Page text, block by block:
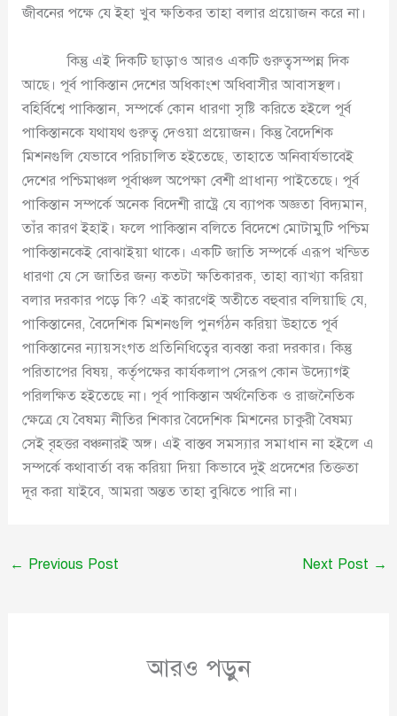
জীবনের পক্ষে যে ইহা খুব ক্ষতিকর তাহা বলার প্রয়োজন করে না।
কিন্তু এই দিকটি ছাড়াও আরও একটি গুরুত্বসম্পন্ন দিক
আছে। পূর্ব পাকিস্তান দেশের অধিকাংশ অধিবাসীর আবাসস্থল।
বহির্বিশ্বে পাকিস্তান, সম্পর্কে কোন ধারণা সৃষ্টি করিতে হইলে পূর্ব
পাকিস্তানকে যথাযথ গুরুত্ব দেওয়া প্রয়োজন। কিন্তু বৈদেশিক
মিশনগুলি যেভাবে পরিচালিত হইতেছে, তাহাতে অনিবার্যভাবেই
দেশের পশ্চিমাঞ্চল পূর্বাঞ্চল অপেক্ষা বেশী প্রাধান্য পাইতেছে। পূর্ব
পাকিস্তান সম্পর্কে অনেক বিদেশী রাষ্ট্রে যে ব্যাপক অজ্ঞতা বিদ্যমান,
তাঁর কারণ ইহাই। ফলে পাকিস্তান বলিতে বিদেশে মোটামুটি পশ্চিম
পাকিস্তানকেই বোঝাইয়া থাকে। একটি জাতি সম্পর্কে এরূপ খন্ডিত
ধারণা যে সে জাতির জন্য কতটা ক্ষতিকারক, তাহা ব্যাখ্যা করিয়া
বলার দরকার পড়ে কি? এই কারণেই অতীতে বহুবার বলিয়াছি যে,
পাকিস্তানের, বৈদেশিক মিশনগুলি পুনর্গঠন করিয়া উহাতে পূর্ব
পাকিস্তানের ন্যায়সংগত প্রতিনিধিত্বের ব্যবস্তা করা দরকার। কিন্তু
পরিতাপের বিষয়, কর্তৃপক্ষের কার্যকলাপ সেরূপ কোন উদ্যোগই
পরিলক্ষিত হইতেছে না। পূর্ব পাকিস্তান অর্থনৈতিক ও রাজনৈতিক
ক্ষেত্রে যে বৈষম্য নীতির শিকার বৈদেশিক মিশনের চাকুরী বৈষম্য
সেই বৃহত্তর বঞ্চনারই অঙ্গ। এই বাস্তব সমস্যার সমাধান না হইলে এ
সম্পর্কে কথাবার্তা বন্ধ করিয়া দিয়া কিভাবে দুই প্রদেশের তিক্ততা
দূর করা যাইবে, আমরা অন্তত তাহা বুঝিতে পারি না।
← Previous Post Next Post →
আরও পড়ুন